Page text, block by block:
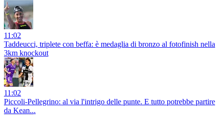
11:02
Taddeucci, triplete con beffa: è medaglia di bronzo al fotofinish nella
3km knockout
11:02
Piccoli-Pellegrino: al via l'intrigo delle punte. E tutto potrebbe partire
da Kean...